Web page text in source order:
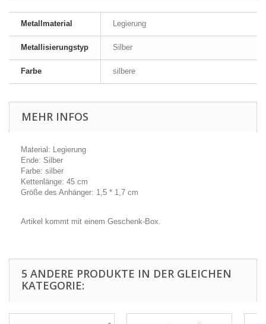
Metallmaterial Legierung
Metallisierungstyp Silber
Farbe silbere
MEHR INFOS
Material: Legierung
Ende: Silber
Farbe: silber
Kettenlänge: 45 cm
Größe des Anhänger: 1,5 * 1,7 cm
Artikel kommt mit einem Geschenk-Box.
5 ANDERE PRODUKTE IN DER GLEICHEN
KATEGORIE: